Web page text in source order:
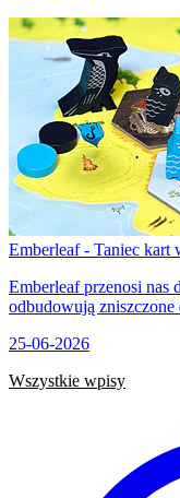
Emberleaf - Taniec kart
Emberleaf przenosi nas
odbudowują
25-06-2026
Wszystkie wpisy